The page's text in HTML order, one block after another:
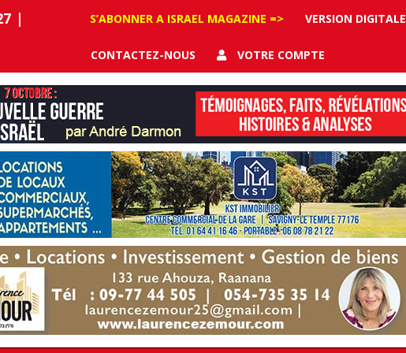
|
S’ABONNER A ISRAEL MAGAZINE => VERSION DIGITALE
CONTACTEZ-NOUS VOTRE COMPTE